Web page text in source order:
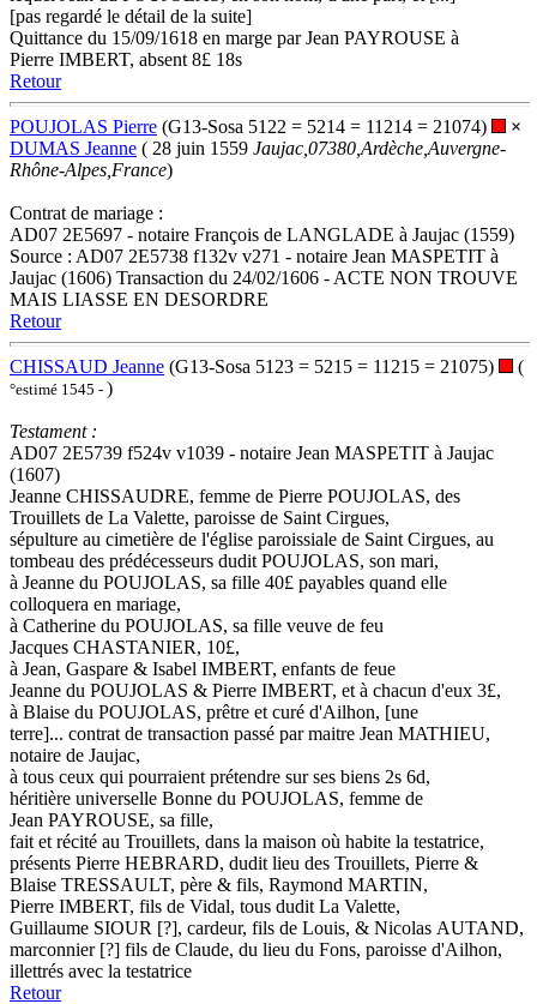
[pas regardé le détail de la suite]
Quittance du 15/09/1618 en marge par Jean PAYROUSE à
Pierre IMBERT, absent 8£ 18s
Retour
POUJOLAS Pierre (G13-Sosa 5122 = 5214 = 11214 = 21074)
×
DUMAS Jeanne ( 28 juin 1559 Jaujac,07380,Ardèche,Auvergne-
Rhône-Alpes,France)
Contrat de mariage :
AD07 2E5697 - notaire François de LANGLADE à Jaujac (1559)
Source : AD07 2E5738 f132v v271 - notaire Jean MASPETIT à
Jaujac (1606) Transaction du 24/02/1606 - ACTE NON TROUVE
MAIS LIASSE EN DESORDRE
Retour
CHISSAUD Jeanne (G13-Sosa 5123 = 5215 = 11215 = 21075) (
°estimé 1545 - )
Testament :
AD07 2E5739 f524v v1039 - notaire Jean MASPETIT à Jaujac
(1607)
Jeanne CHISSAUDRE, femme de Pierre POUJOLAS, des
Trouillets de La Valette, paroisse de Saint Cirgues,
sépulture au cimetière de l'église paroissiale de Saint Cirgues, au
tombeau des prédécesseurs dudit POUJOLAS, son mari,
à Jeanne du POUJOLAS, sa fille 40£ payables quand elle
colloquera en mariage,
à Catherine du POUJOLAS, sa fille veuve de feu
Jacques CHASTANIER, 10£,
à Jean, Gaspare & Isabel IMBERT, enfants de feue
Jeanne du POUJOLAS & Pierre IMBERT, et à chacun d'eux 3£,
à Blaise du POUJOLAS, prêtre et curé d'Ailhon, [une
terre]... contrat de transaction passé par maitre Jean MATHIEU,
notaire de Jaujac,
à tous ceux qui pourraient prétendre sur ses biens 2s 6d,
héritière universelle Bonne du POUJOLAS, femme de
Jean PAYROUSE, sa fille,
fait et récité au Trouillets, dans la maison où habite la testatrice,
présents Pierre HEBRARD, dudit lieu des Trouillets, Pierre &
Blaise TRESSAULT, père & fils, Raymond MARTIN,
Pierre IMBERT, fils de Vidal, tous dudit La Valette,
Guillaume SIOUR [?], cardeur, fils de Louis, & Nicolas AUTAND,
marconnier [?] fils de Claude, du lieu du Fons, paroisse d'Ailhon,
illettrés avec la testatrice
Retour